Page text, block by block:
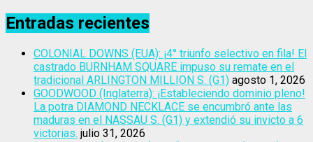
Entradas recientes
COLONIAL DOWNS (EUA): ¡4° triunfo selectivo en fila! El
castrado BURNHAM SQUARE impuso su remate en el
tradicional ARLINGTON MILLION S. (G1) agosto 1, 2026
GOODWOOD (Inglaterra): ¡Estableciendo dominio pleno!
La potra DIAMOND NECKLACE se encumbró ante las
maduras en el NASSAU S. (G1) y extendió su invicto a 6
victorias. julio 31, 2026